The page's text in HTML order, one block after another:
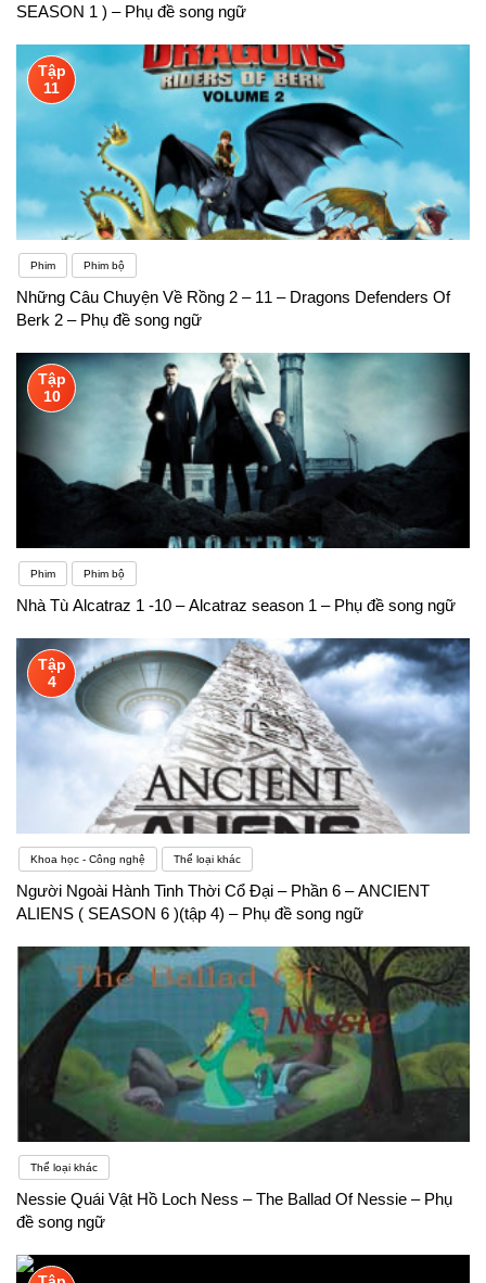
SEASON 1 ) – Phụ đề song ngữ
Tập
11
Phim Phim bộ
Những Câu Chuyện Về Rồng 2 – 11 – Dragons Defenders Of
Berk 2 – Phụ đề song ngữ
Tập
10
Phim Phim bộ
Nhà Tù Alcatraz 1 -10 – Alcatraz season 1 – Phụ đề song ngữ
Tập
4
Khoa học - Công nghệ Thể loại khác
Người Ngoài Hành Tinh Thời Cổ Đại – Phần 6 – ANCIENT
ALIENS ( SEASON 6 )(tập 4) – Phụ đề song ngữ
Thể loại khác
Nessie Quái Vật Hồ Loch Ness – The Ballad Of Nessie – Phụ
đề song ngữ